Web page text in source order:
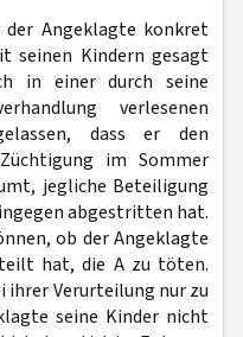
Angeklagte konkret
seinen Kindern gesagt
in einer durch seine
verlesenen
dass er den
im Sommer
jegliche Beteiligung
abgestritten hat.
ob der Angeklagte
hat, die A zu töten.
ihrer Verurteilung nur zu
seine Kinder nicht